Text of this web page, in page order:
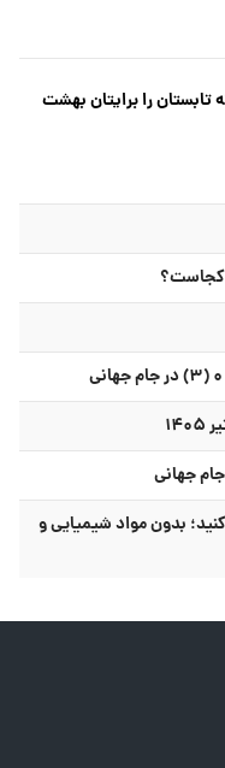
را برایتان بهشت
کجاست؟
۵ دقیقه‌ای تمیز کنید؛ بدون مواد شیمیایی و